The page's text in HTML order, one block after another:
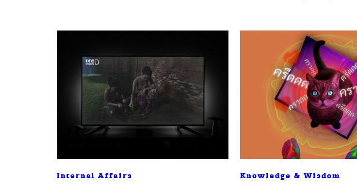
Internal Affairs Knowledge & Wisdom